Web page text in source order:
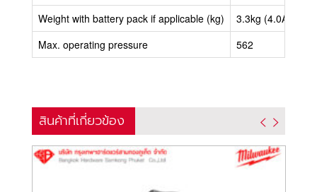
Weight with battery pack if applicable (kg)
3.3kg (4.0Ah)
Max. operating pressure
562
สินค้าที่เกี่ยวข้อง